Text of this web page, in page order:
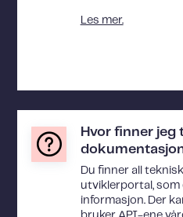
Les mer.
Hvor finner jeg
Du finner all
utviklerportal, som
informasjon. Der